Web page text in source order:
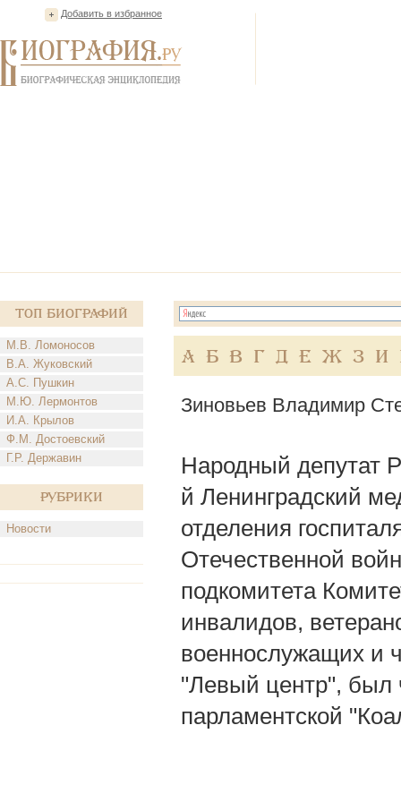
Добавить в избранное
Топ Биографий
М.В. Ломоносов
В.А. Жуковский
А.С. Пушкин
М.Ю. Лермонтов
И.А. Крылов
Ф.М. Достоевский
Г.Р. Державин
Рубрики
Новости
А Б В Г Д Е Ж З И
Зиновьев Владимир
Народный депутат
й Ленинградский
отделения
Отечественной
подкомитета
инвалидов,
военнослужащих и
"Левый центр", был
парламентской